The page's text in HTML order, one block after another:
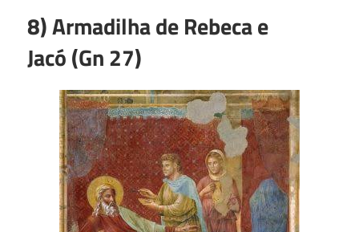
8) Armadilha de Rebeca e
Jacó (Gn 27)